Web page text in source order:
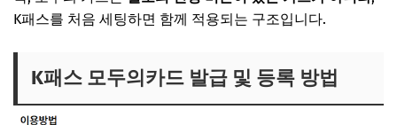
K패스를 처음 세팅하면 함께 적용되는 구조입니다.
K패스 모두의카드 발급 및 등록 방법